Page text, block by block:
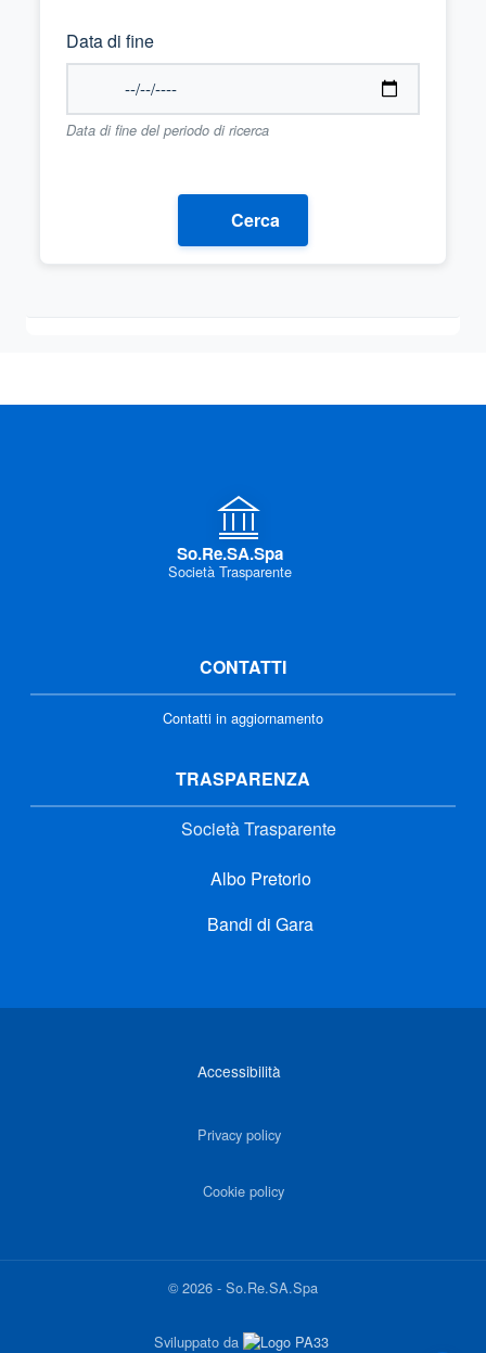
Data di fine
Data di fine del periodo di ricerca
Cerca
So.Re.SA.Spa
Società Trasparente
CONTATTI
Contatti in aggiornamento
TRASPARENZA
Società Trasparente
Albo Pretorio
Bandi di Gara
Accessibilità
Privacy policy
Cookie policy
©2026 - So.Re.SA.Spa
Sviluppato da